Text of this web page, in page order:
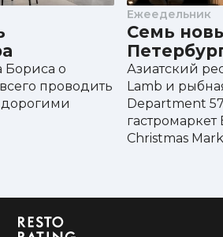
Бориса о
проводить
дорогими
Ежеедельник
Семь
Азиатский
Lamb и
Department
Christmas